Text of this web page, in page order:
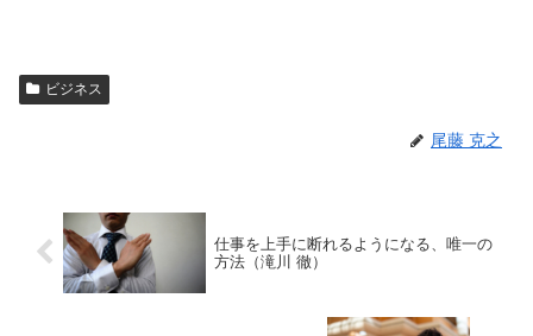
ビジネス
尾藤 克之
仕事を上手に断れるようになる、唯一の
方法（滝川 徹）